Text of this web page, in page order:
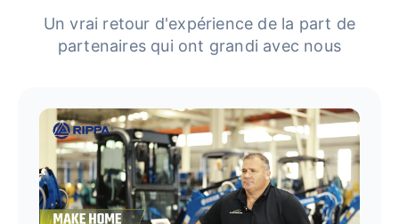
Un vrai retour d'expérience de la part de
partenaires qui ont grandi avec nous